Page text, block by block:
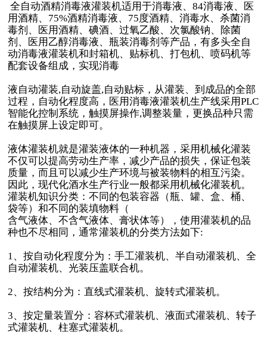
全自动酒精消毒液灌装机适用于消毒液、84消毒液、医
用酒精、75%酒精消毒液、75度酒精、消毒水、杀菌消
毒剂、医用酒精、碘酒、过氧乙酸、次氯酸钠、除菌
剂、医用乙醇消毒液、瓶装消毒剂等产品，有多头全自
动消毒液灌装机和封箱机、贴标机、打包机、喷码机等
配套设备组成，实现消毒
液自动灌装,自动旋盖,自动贴标，从灌装、到成品的全部
过程，自动化程度高，医用消毒液灌装机生产线采用PLC
智能化控制系统，触摸屏操作,调整装量，更换品种只需
在触摸屏上设定即可。
液体灌装机就是灌装液体的一种机器，采用机械化灌装
不仅可以提高劳动生产率，减少产品的损失，保证包装
质量，而且可以减少生产环境与被装物料的相互污染。
因此，现代化酒水生产行业一般都采用机械化灌装机。
灌装机知识分类：不同的包装容器（瓶、罐、盒、桶、
袋等）和不同的装填物料（
含气液体、不含气液体、膏状体等），使用灌装机的品
种也不尽相同，通常灌装机的分类方法如下:
1、按自动化程度分为：手工灌装机、半自动灌装机、全
自动灌装机、光装压盖联合机。
2、按结构分为：直线式灌装机、旋转式灌装机。
3、按定量装置分：容杯式灌装机、液面式灌装机、转子
式灌装机、柱塞式灌装机。